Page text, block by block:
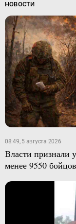
НОВОСТИ
08:49, 5 августа 2026
Власти признали
менее 9550